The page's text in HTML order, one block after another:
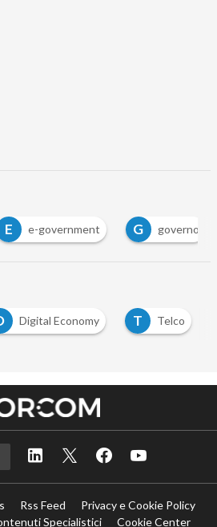
G governo U
Digital Economy T Telco
Rss Feed
Privacy e Cookie Policy
Specialistici
Cookie Center